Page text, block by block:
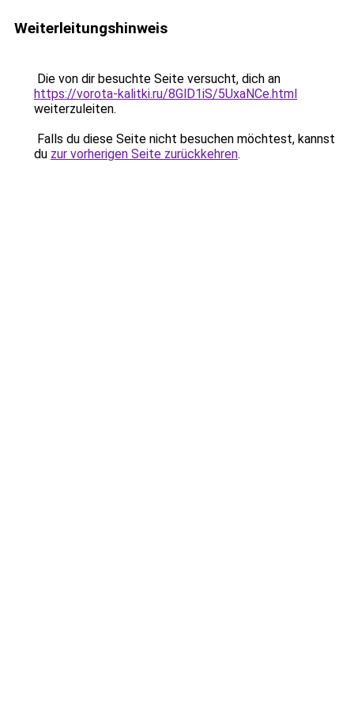
Weiterleitungshinweis
Die von dir besuchte Seite versucht, dich an
https://vorota-kalitki.ru/8GlD1iS/5UxaNCe.html
weiterzuleiten.
Falls du diese Seite nicht besuchen möchtest, kannst
du zur vorherigen Seite zurückkehren.